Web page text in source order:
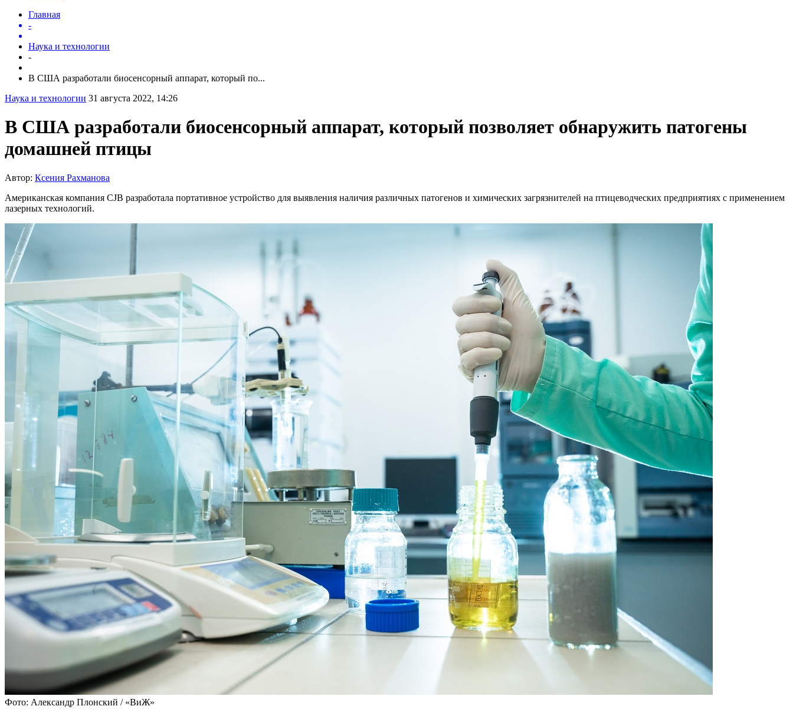
Главная
-
Наука и технологии
-
В США разработали биосенсорный аппарат, который по...
Наука и технологии 31 августа 2022, 14:26
В США разработали биосенсорный аппарат, который позволяет обнаружить патогены
домашней птицы
Автор: Ксения Рахманова
Американская компания CJB разработала портативное устройство для выявления наличия различных патогенов и химических загрязнителей на птицеводческих предприятиях с применением
лазерных технологий.
Фото: Александр Плонский / «ВиЖ»